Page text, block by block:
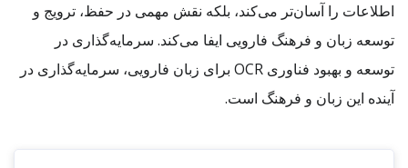
اطلاعات را آسان‌تر می‌کند، بلکه نقش مهمی در حفظ، ترویج و
توسعه زبان و فرهنگ فارویی ایفا می‌کند. سرمایه‌گذاری در
توسعه و بهبود فناوری OCR برای زبان فارویی، سرمایه‌گذاری در
آینده این زبان و فرهنگ است.